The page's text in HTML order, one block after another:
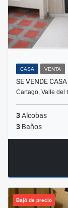
CASA VENTA
SE VENDE
Cartago, Valle del
3Alcobas
3 Baños
Bajó de precio